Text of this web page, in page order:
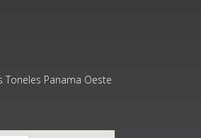
Toneles Panama Oeste